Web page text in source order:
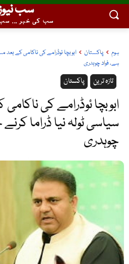
سب
سب کی خبر ... سب
ہوم پاکستان
ابوبچا ئوڈرامے کی ناکامی کے بعد
ہے، فواد چوہدری
پاکستان تازہ ترین
ابوبچا ئوڈرامے کی
سیاسی ٹولہ نیا ڈراما کرنے
چوہدری